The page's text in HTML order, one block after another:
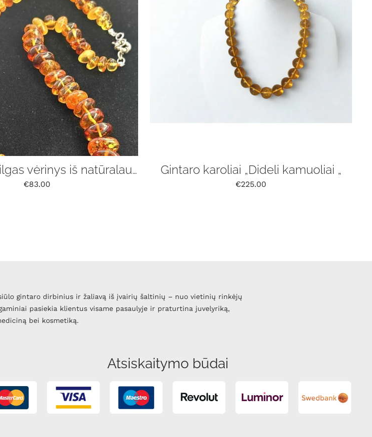
Nuostabus ilgas vėrinys iš natūralaus Baltijos gintaro
€83.00
Gintaro karoliai „Dideli kamuoliai „
€225.00
gintaro dirbinius ir žaliavą iš įvairių šaltinių – nuo vietinių rinkėjų
pasiekia klientus visame pasaulyje ir praturtina juvelyriką,
bei kosmetiką.
Atsiskaitymo būdai